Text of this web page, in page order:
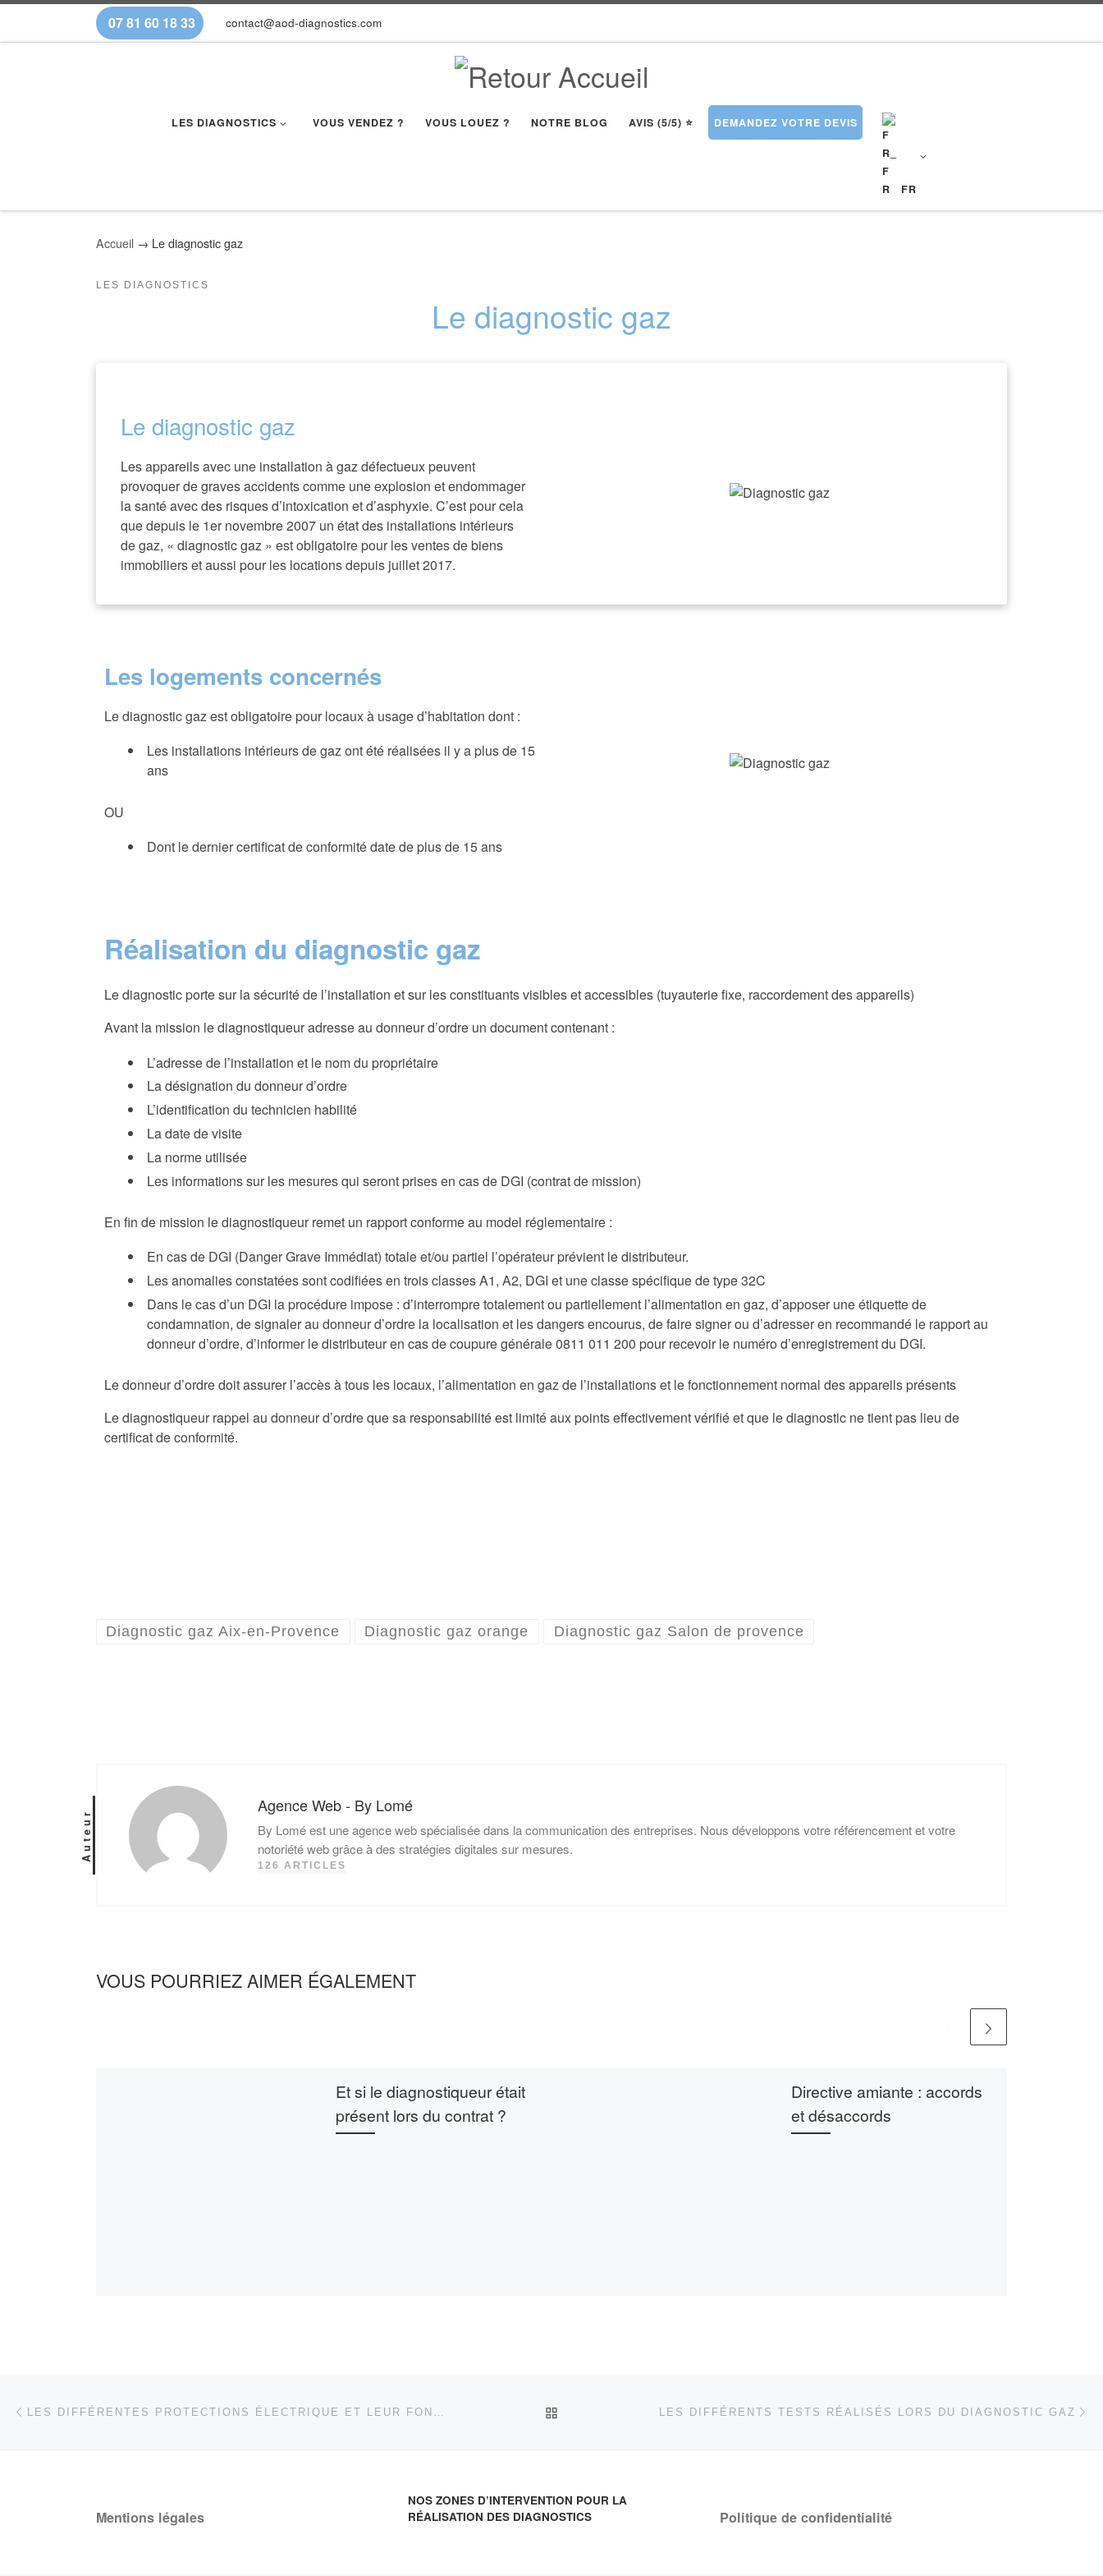
Skip to content07 81 60 18 33 contact@aod-diagnostics.com
LES DIAGNOSTICS VOUS VENDEZ ? VOUS LOUEZ ? NOTRE BLOG AVIS (5/5) ⭐️ DEMANDEZ VOTRE DEVIS
FR
Accueil → Le diagnostic gaz
LES DIAGNOSTICS
Le diagnostic gaz
Le diagnostic gaz
Les appareils avec une installation à gaz défectueux peuvent
provoquer de graves accidents comme une explosion et endommager
la santé avec des risques d’intoxication et d’asphyxie. C’est pour cela
que depuis le 1er novembre 2007 un état des installations intérieurs
de gaz, « diagnostic gaz » est obligatoire pour les ventes de biens
immobiliers et aussi pour les locations depuis juillet 2017.
Les logements concernés
Le diagnostic gaz est obligatoire pour locaux à usage d’habitation dont :
Les installations intérieurs de gaz ont été réalisées il y a plus de 15
ans
OU
Dont le dernier certificat de conformité date de plus de 15 ans
Réalisation du diagnostic gaz
Le diagnostic porte sur la sécurité de l’installation et sur les constituants visibles et accessibles (tuyauterie fixe, raccordement des appareils)
Avant la mission le diagnostiqueur adresse au donneur d’ordre un document contenant :
L’adresse de l’installation et le nom du propriétaire
La désignation du donneur d’ordre
L’identification du technicien habilité
La date de visite
La norme utilisée
Les informations sur les mesures qui seront prises en cas de DGI (contrat de mission)
En fin de mission le diagnostiqueur remet un rapport conforme au model réglementaire :
En cas de DGI (Danger Grave Immédiat) totale et/ou partiel l’opérateur prévient le distributeur.
Les anomalies constatées sont codifiées en trois classes A1, A2, DGI et une classe spécifique de type 32C
Dans le cas d’un DGI la procédure impose : d’interrompre totalement ou partiellement l’alimentation en gaz, d’apposer une étiquette de
condamnation, de signaler au donneur d’ordre la localisation et les dangers encourus, de faire signer ou d’adresser en recommandé le rapport au
donneur d’ordre, d’informer le distributeur en cas de coupure générale 0811 011 200 pour recevoir le numéro d’enregistrement du DGI.
Le donneur d’ordre doit assurer l’accès à tous les locaux, l’alimentation en gaz de l’installations et le fonctionnement normal des appareils présents
Le diagnostiqueur rappel au donneur d’ordre que sa responsabilité est limité aux points effectivement vérifié et que le diagnostic ne tient pas lieu de
certificat de conformité.
Diagnostic gaz Aix-en-Provence Diagnostic gaz orange Diagnostic gaz Salon de provence
Auteur
Agence Web - By Lomé
By Lomé est une agence web spécialisée dans la communication des entreprises. Nous développons votre référencement et votre
notoriété web grâce à des stratégies digitales sur mesures.
126 ARTICLES
VOUS POURRIEZ AIMER ÉGALEMENT
Et si le diagnostiqueur était
présent lors du contrat ?
Directive amiante : accords
et désaccords
Parcourir les articles RETOUR À LA LISTE DES ARTICLES
LES DIFFÉRENTS TESTS RÉALISÉS LORS DU DIAGNOSTIC GAZ
Mentions légales
NOS ZONES D’INTERVENTION POUR LA
RÉALISATION DES DIAGNOSTICS
Politique de confidentialité